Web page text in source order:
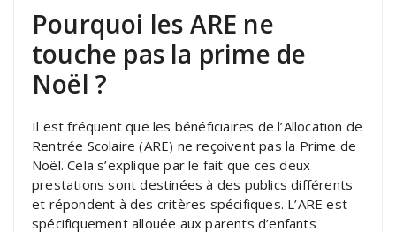
Pourquoi les ARE ne
touche pas la prime de
Noël ?
Il est fréquent que les bénéficiaires de l’Allocation de
Rentrée Scolaire (ARE) ne reçoivent pas la Prime de
Noël. Cela s’explique par le fait que ces deux
prestations sont destinées à des publics différents
et répondent à des critères spécifiques. L’ARE est
spécifiquement allouée aux parents d’enfants